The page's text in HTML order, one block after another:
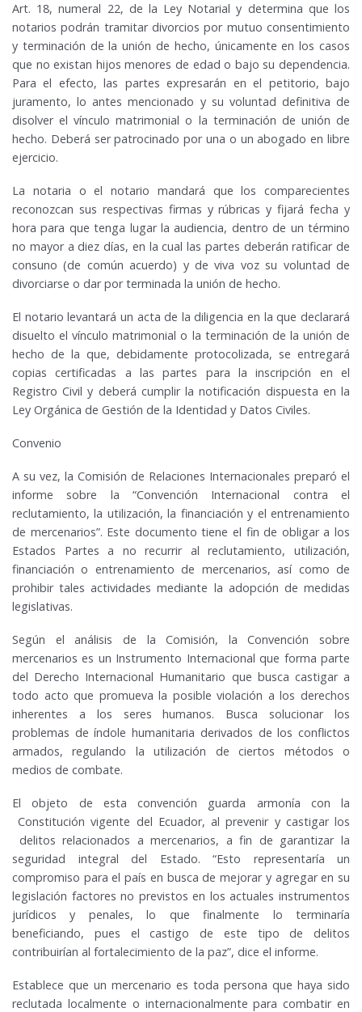
Art. 18, numeral 22, de la Ley Notarial y determina que los
notarios podrán tramitar divorcios por mutuo consentimiento
y terminación de la unión de hecho, únicamente en los casos
que no existan hijos menores de edad o bajo su dependencia.
Para el efecto, las partes expresarán en el petitorio, bajo
juramento, lo antes mencionado y su voluntad definitiva de
disolver el vínculo matrimonial o la terminación de unión de
hecho. Deberá ser patrocinado por una o un abogado en libre
ejercicio.
La notaria o el notario mandará que los comparecientes
reconozcan sus respectivas firmas y rúbricas y fijará fecha y
hora para que tenga lugar la audiencia, dentro de un término
no mayor a diez días, en la cual las partes deberán ratificar de
consuno (de común acuerdo) y de viva voz su voluntad de
divorciarse o dar por terminada la unión de hecho.
El notario levantará un acta de la diligencia en la que declarará
disuelto el vínculo matrimonial o la terminación de la unión de
hecho de la que, debidamente protocolizada, se entregará
copias certificadas a las partes para la inscripción en el
Registro Civil y deberá cumplir la notificación dispuesta en la
Ley Orgánica de Gestión de la Identidad y Datos Civiles.
Convenio
A su vez, la Comisión de Relaciones Internacionales preparó el
informe sobre la “Convención Internacional contra el
reclutamiento, la utilización, la financiación y el entrenamiento
de mercenarios”. Este documento tiene el fin de obligar a los
Estados Partes a no recurrir al reclutamiento, utilización,
financiación o entrenamiento de mercenarios, así como de
prohibir tales actividades mediante la adopción de medidas
legislativas.
Según el análisis de la Comisión, la Convención sobre
mercenarios es un Instrumento Internacional que forma parte
del Derecho Internacional Humanitario que busca castigar a
todo acto que promueva la posible violación a los derechos
inherentes a los seres humanos. Busca solucionar los
problemas de índole humanitaria derivados de los conflictos
armados, regulando la utilización de ciertos métodos o
medios de combate.
El objeto de esta convención guarda armonía con la
Constitución vigente del Ecuador, al prevenir y castigar los
delitos relacionados a mercenarios, a fin de garantizar la
seguridad integral del Estado. “Esto representaría un
compromiso para el país en busca de mejorar y agregar en su
legislación factores no previstos en los actuales instrumentos
jurídicos y penales, lo que finalmente lo terminaría
beneficiando, pues el castigo de este tipo de delitos
contribuirían al fortalecimiento de la paz”, dice el informe.
Establece que un mercenario es toda persona que haya sido
reclutada localmente o internacionalmente para combatir en